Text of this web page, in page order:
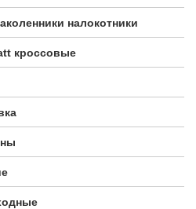
налокотники
кроссовые